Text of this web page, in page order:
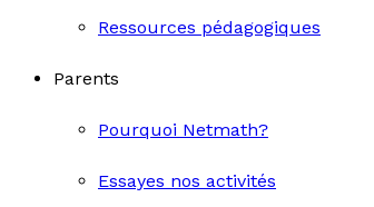
Ressources pédagogiques
Parents
Pourquoi Netmath?
Essayes nos activités